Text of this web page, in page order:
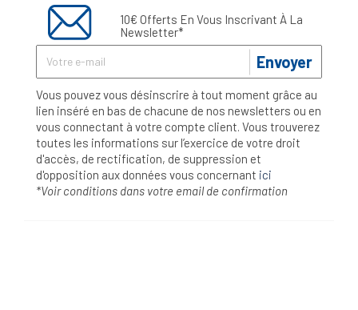
10€ Offerts En Vous Inscrivant À La
Newsletter*
Envoyer
Vous pouvez vous désinscrire à tout moment grâce au
lien inséré en bas de chacune de nos newsletters ou en
vous connectant à votre compte client. Vous trouverez
toutes les informations sur l’exercice de votre droit
d'accès, de rectification, de suppression et
d'opposition aux données vous concernant ici
*Voir conditions dans votre email de confirmation